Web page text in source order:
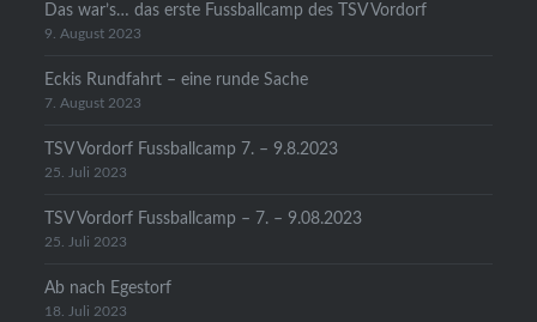
Das war’s… das erste Fussballcamp des TSV Vordorf
9. August 2023
Eckis Rundfahrt – eine runde Sache
7. August 2023
TSV Vordorf Fussballcamp 7. – 9.8.2023
25. Juli 2023
TSV Vordorf Fussballcamp – 7. – 9.08.2023
25. Juli 2023
Ab nach Egestorf
18. Juli 2023